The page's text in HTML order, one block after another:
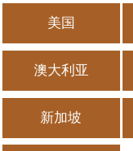
美国
澳大利亚
新加坡